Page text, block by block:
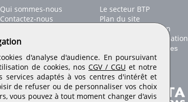
Qui sommes-nous
Contactez-nous
Informations légales
Conditions générales
Rejoignez nos équipes
Le secteur BTP
Plan du site
Conseils d'utilisation
Conditions de publication
Paramètres des cookies
réseaux sociaux
d'analyse d'audience. En poursuivant
de cookies, nos CGV / CGU et notre
services adaptés à vos centres d'intérêt et
de refuser ou de personnaliser vos choix
vous pouvez à tout moment changer d'avis